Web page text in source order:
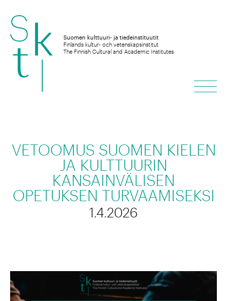
Hyppää
sisältöön
Suomen kulttuuri- ja tiedeinstituutit
Finlands kultur- och vetenskapsinstitut
The Finnish Cultural and Academic Institutes
VETOOMUS SUOMEN KIELEN
JA KULTTUURIN
KANSAINVÄLISEN
OPETUKSEN TURVAAMISEKSI
1.4.2026